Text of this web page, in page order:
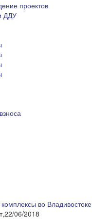
проектов
ДДУ
во Владивостоке
06/2018